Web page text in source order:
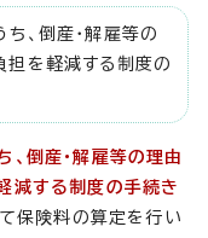
、倒産・解雇等の
担を軽減する制度の
倒産・解雇等の理由
減する制度の手続き
保険料の算定を行い